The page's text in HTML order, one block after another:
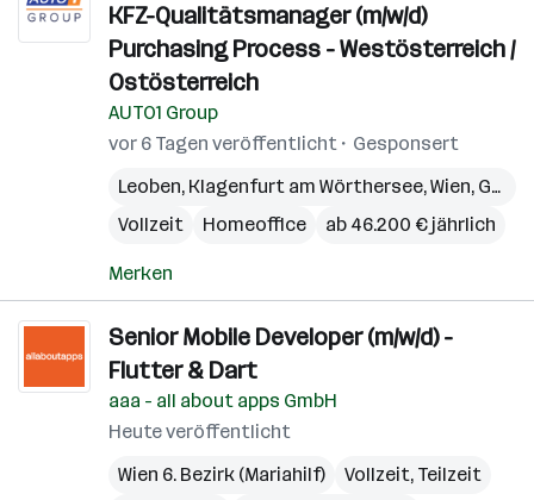
KFZ-Qualitätsmanager (m/w/d)
Purchasing Process - Westösterreich /
Ostösterreich
AUTO1 Group
vor 6 Tagen veröffentlicht
Gesponsert
Leoben, Klagenfurt am Wörthersee,Wien, Graz
Vollzeit
Homeoffice ab 46.200 € jährlich
Merken
Senior Mobile Developer (m/w/d) -
Flutter & Dart
aaa - all about apps GmbH
Heute veröffentlicht
Wien 6. Bezirk (Mariahilf)
Vollzeit, Teilzeit